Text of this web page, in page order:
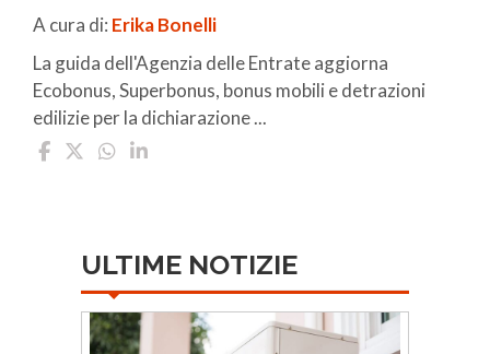
A cura di: Erika Bonelli
La guida dell'Agenzia delle Entrate aggiorna
Ecobonus, Superbonus, bonus mobili e detrazioni
edilizie per la dichiarazione ...
ULTIME NOTIZIE